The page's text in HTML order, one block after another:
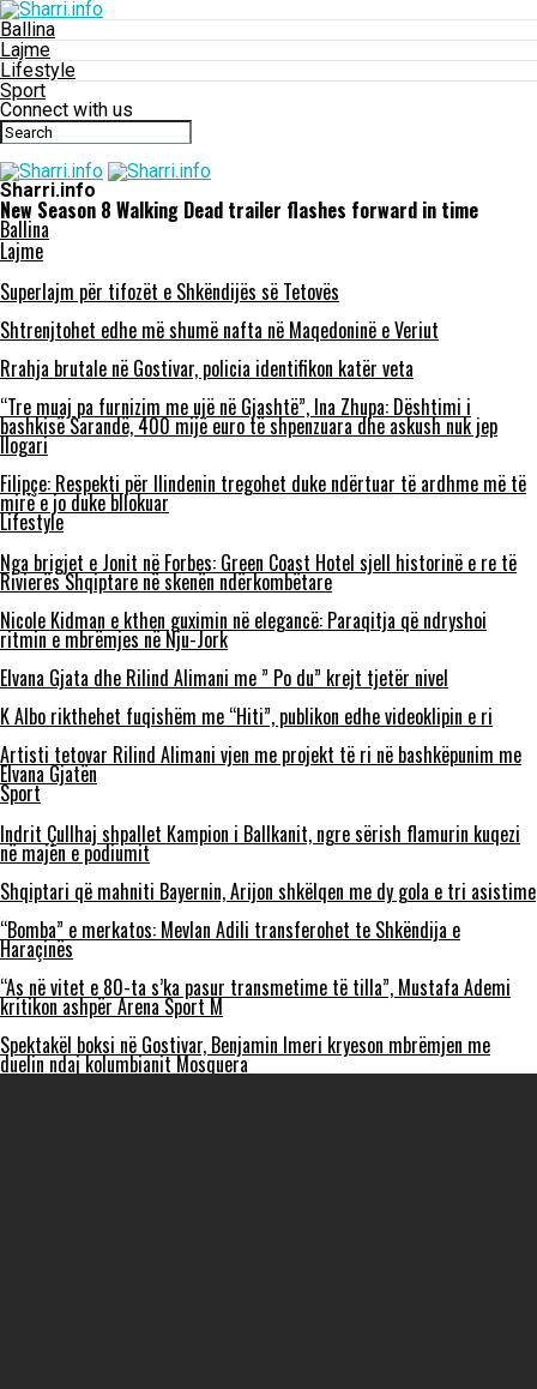
Ballina
Lajme
Lifestyle
Sport
Connect with us
Sharri.info
New Season 8 Walking Dead trailer flashes forward in time
Ballina
Lajme
Superlajm për tifozët e Shkëndijës së Tetovës
Shtrenjtohet edhe më shumë nafta në Maqedoninë e Veriut
Rrahja brutale në Gostivar, policia identifikon katër veta
“Tre muaj pa furnizim me ujë në Gjashtë”, Ina Zhupa: Dështimi i
bashkisë Sarandë, 400 mijë euro të shpenzuara dhe askush nuk jep
llogari
Filipçe: Respekti për Ilindenin tregohet duke ndërtuar të ardhme më të
mirë e jo duke bllokuar
Lifestyle
Nga brigjet e Jonit në Forbes: Green Coast Hotel sjell historinë e re të
Rivierës Shqiptare në skenën ndërkombëtare
Nicole Kidman e kthen guximin në elegancë: Paraqitja që ndryshoi
ritmin e mbrëmjes në Nju-Jork
Elvana Gjata dhe Rilind Alimani me ” Po du” krejt tjetër nivel
K Albo rikthehet fuqishëm me “Hiti”, publikon edhe videoklipin e ri
Artisti tetovar Rilind Alimani vjen me projekt të ri në bashkëpunim me
Elvana Gjatën
Sport
Indrit Çullhaj shpallet Kampion i Ballkanit, ngre sërish flamurin kuqezi
në majën e podiumit
Shqiptari që mahniti Bayernin, Arijon shkëlqen me dy gola e tri asistime
“Bomba” e merkatos: Mevlan Adili transferohet te Shkëndija e
Haraçinës
“As në vitet e 80-ta s’ka pasur transmetime të tilla”, Mustafa Ademi
kritikon ashpër Arena Sport M
Spektakël boksi në Gostivar, Benjamin Imeri kryeson mbrëmjen me
duelin ndaj kolumbianit Mosquera